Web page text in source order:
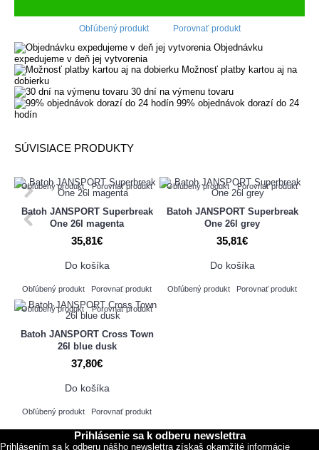
Obľúbený produkt Porovnať produkt
Objednávku
expedujeme v deň jej vytvorenia
Možnosť platby kartou aj na
dobierku
30 dní na výmenu tovaru
99% objednávok dorazí do 24
hodín
SÚVISIACE PRODUKTY
Obľúbený produkt Porovnať produkt
Batoh JANSPORT Superbreak
One 26l magenta
35,81€
Do košíka
Obľúbený produkt Porovnať produkt
Obľúbený produkt Porovnať produkt
Batoh JANSPORT Superbreak
One 26l grey
35,81€
Do košíka
Obľúbený produkt Porovnať produkt
Obľúbený produkt Porovnať produkt
Batoh JANSPORT Cross Town
26l blue dusk
37,80€
Do košíka
Obľúbený produkt Porovnať produkt
Prihlásenie sa k odberu newslettra
Prihlásením sa k odberu nášho newslettra získaš okamžité informácie